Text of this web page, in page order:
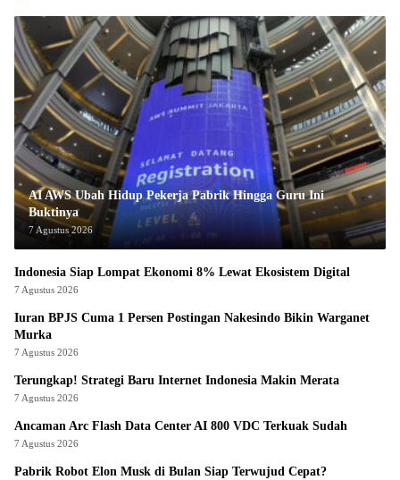
AI AWS Ubah Hidup Pekerja Pabrik Hingga Guru Ini
Buktinya
7 Agustus 2026
Indonesia Siap Lompat Ekonomi 8% Lewat Ekosistem Digital
7 Agustus 2026
Iuran BPJS Cuma 1 Persen Postingan Nakesindo Bikin Warganet
Murka
7 Agustus 2026
Terungkap! Strategi Baru Internet Indonesia Makin Merata
7 Agustus 2026
Ancaman Arc Flash Data Center AI 800 VDC Terkuak Sudah
7 Agustus 2026
Pabrik Robot Elon Musk di Bulan Siap Terwujud Cepat?